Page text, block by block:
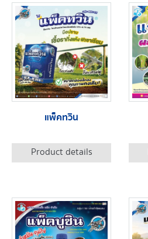
แพ็คทวิน
Product details